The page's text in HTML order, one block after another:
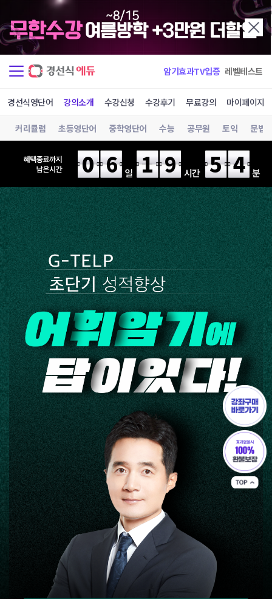
암기효과TV입증 레벨테스트
경선식영단어 강의소개 수강신청 수강후기 무료강의 마이페이지
커리큘럼 초등영단어 중학영단어 수능 공무원 토익 문법
06 19 54